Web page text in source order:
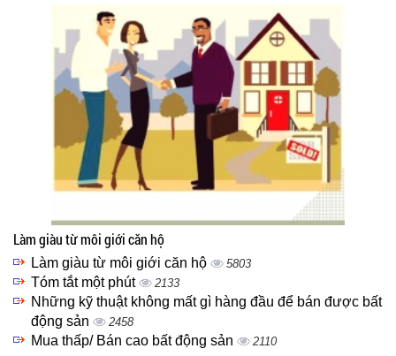
Làm giàu từ môi giới căn hộ
Làm giàu từ môi giới căn hộ 5803
Tóm tắt một phút 2133
Những kỹ thuật không mất gì hàng đầu để bán được bất
động sản
2458
Mua thấp/ Bán cao bất động sản 2110